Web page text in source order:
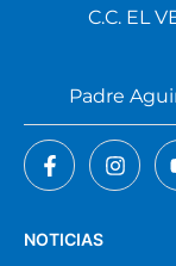
NOTICIAS
C.C. EL
Padre